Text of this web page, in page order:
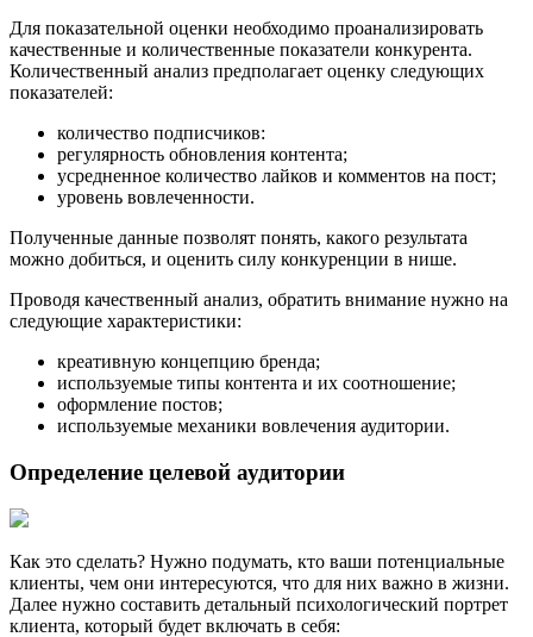
Для показательной оценки необходимо проанализировать
качественные и количественные показатели конкурента.
Количественный анализ предполагает оценку следующих
показателей:
количество подписчиков:
регулярность обновления контента;
усредненное количество лайков и комментов на пост;
уровень вовлеченности.
Полученные данные позволят понять, какого результата
можно добиться, и оценить силу конкуренции в нише.
Проводя качественный анализ, обратить внимание нужно на
следующие характеристики:
креативную концепцию бренда;
используемые типы контента и их соотношение;
оформление постов;
используемые механики вовлечения аудитории.
Определение целевой аудитории
Как это сделать? Нужно подумать, кто ваши потенциальные
клиенты, чем они интересуются, что для них важно в жизни.
Далее нужно составить детальный психологический портрет
клиента, который будет включать в себя: